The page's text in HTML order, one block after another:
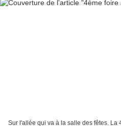
Sur l'allée qui va à la salle des fêtes. La